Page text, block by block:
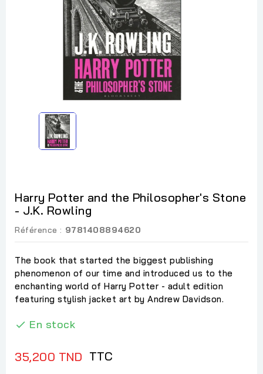
Harry Potter and the Philosopher's Stone
- J.K. Rowling
Référence : 9781408894620
The book that started the biggest publishing
phenomenon of our time and introduced us to the
enchanting world of Harry Potter - adult edition
featuring stylish jacket art by Andrew Davidson.
 En stock
35,200 TND TTC